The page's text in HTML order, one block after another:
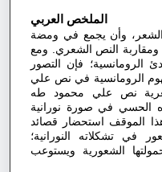
الملخص العربي
وأن يجمع في ومضة
ومقاربة النص الشعري. ومع
الرومانسية؛ فإن التصور
الرومانسية في نص علي
نص علي محمود طه
الحسي في صورة نورانية
الموقف استحضار قصائد
تشكلاته النورانية؛
الشعورية ويستوعب